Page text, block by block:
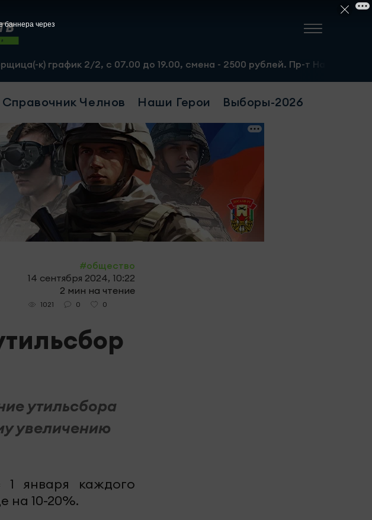
2/2, с 07.00 до 19.00, смена - 2500 рублей. Пр-т Набережночелнинский, 13а.
Справочник Челнов Наши Герои Выборы-2026
#общество
14 сентября 2024, 10:22
2 мин на чтение
1021 0 0
утильсбора
увеличению
января каждого
на 10-20%.
баннера через